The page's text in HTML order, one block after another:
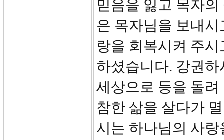
믿음을 잃고 목자
은 목자님을 보내
랑을 회복시켜 주
하셨습니다. 강권
세상으로 등을 돌
참한 삶을 살다가
시는 하나님의 사